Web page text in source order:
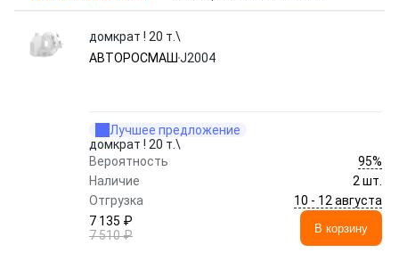
домкрат ! 20 т.\
АВТОРОСМАШ J2004
Лучшее предложение
домкрат ! 20 т.\
Вероятность
95%
Наличие
2 шт.
Отгрузка
10 - 12 августа
7 135 ₽
7 510 ₽
В корзину